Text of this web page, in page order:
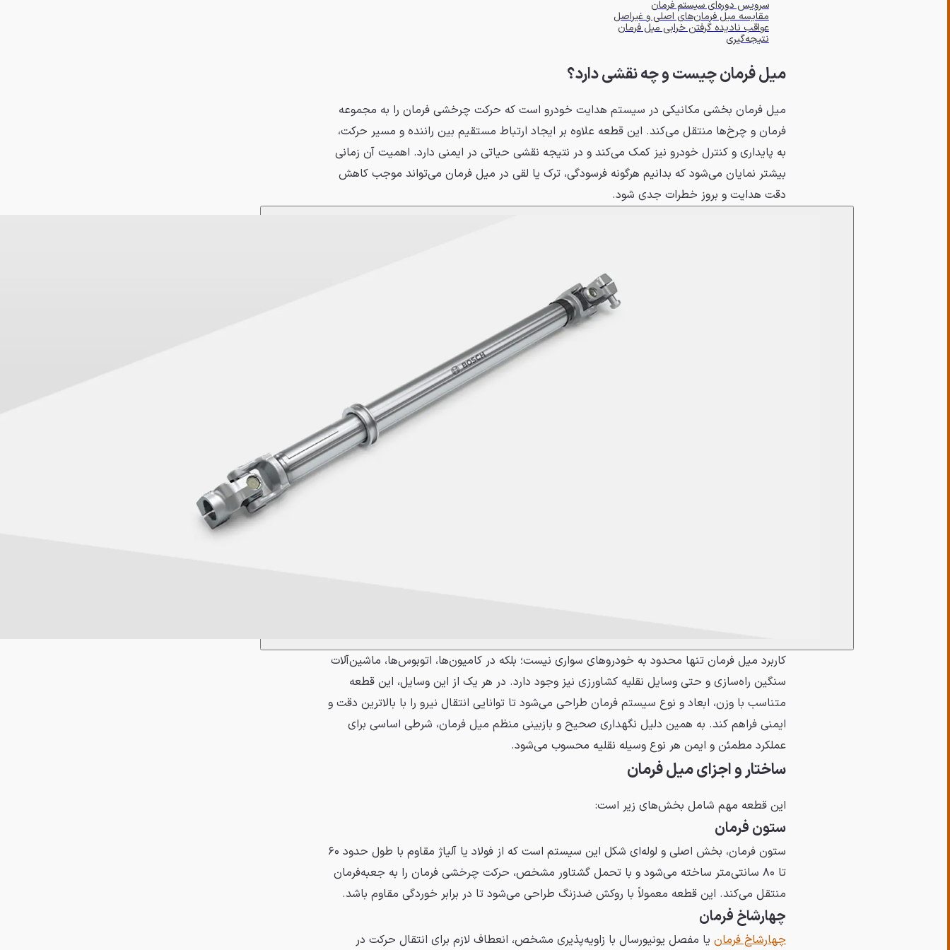
سرویس دوره‌ای سیستم فرمان
مقایسه میل فرمان‌های اصلی و غیراصل
عواقب نادیده گرفتن خرابی میل فرمان
نتیجه‌گیری
میل فرمان چیست و چه نقشی دارد؟
میل فرمان بخشی مکانیکی در سیستم هدایت خودرو است که حرکت چرخشی فرمان را به مجموعه
فرمان و چرخ‌ها منتقل می‌کند. این قطعه علاوه بر ایجاد ارتباط مستقیم بین راننده و مسیر حرکت،
به پایداری و کنترل خودرو نیز کمک می‌کند و در نتیجه نقشی حیاتی در ایمنی دارد. اهمیت آن زمانی
بیشتر نمایان می‌شود که بدانیم هرگونه فرسودگی، ترک یا لقی در میل فرمان می‌تواند موجب کاهش
دقت هدایت و بروز خطرات جدی شود.
کاربرد میل فرمان تنها محدود به خودروهای سواری نیست؛ بلکه در کامیون‌ها، اتوبوس‌ها، ماشین‌آلات
سنگین راه‌سازی و حتی وسایل نقلیه کشاورزی نیز وجود دارد. در هر یک از این وسایل، این قطعه
متناسب با وزن، ابعاد و نوع سیستم فرمان طراحی می‌شود تا توانایی انتقال نیرو را با بالاترین دقت و
ایمنی فراهم کند. به همین دلیل نگهداری صحیح و بازبینی منظم میل فرمان، شرطی اساسی برای
عملکرد مطمئن و ایمن هر نوع وسیله نقلیه محسوب می‌شود.
ساختار و اجزای میل فرمان
این قطعه مهم شامل بخش‌های زیر است:
ستون فرمان
ستون فرمان، بخش اصلی و لوله‌ای ‌شکل این سیستم است که از فولاد یا آلیاژ مقاوم با طول حدود ۶۰
تا ۸۰ سانتی‌متر ساخته می‌شود و با تحمل گشتاور مشخص، حرکت چرخشی فرمان را به جعبه‌فرمان
منتقل می‌کند. این قطعه معمولاً با روکش ضدزنگ طراحی می‌شود تا در برابر خوردگی مقاوم باشد.
چهارشاخ فرمان
چهارشاخ فرمان یا مفصل یونیورسال با زاویه‌پذیری مشخص، انعطاف لازم برای انتقال حرکت در